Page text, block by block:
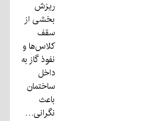
ریزش
بخشی از
سقف
کلاس‌ها و
نفوذ گاز به
داخل
ساختمان
باعث
نگرانی…